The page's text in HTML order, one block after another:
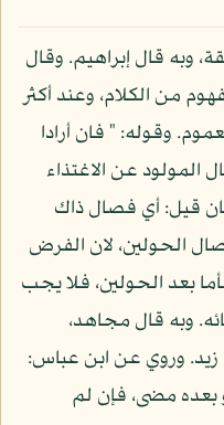
وبه قال إبراهيم. وقال
من الكلام، وعند أكثر
وقوله: " فان أرادا
المولود عن الاغتذاء
قيل: أي فصال ذاك
الحولين، لان الفرض
فأما بعد الحولين، فلا يجب
وبه قال مجاهد،
زيد. وروي عن ابن عباس:
بعده مضى، فإن لم